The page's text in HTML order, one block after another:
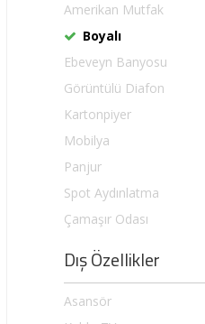
Amerikan Mutfak
Boyalı
Ebeveyn Banyosu
Görüntülü Diafon
Kartonpiyer
Mobilya
Panjur
Spot Aydınlatma
Çamaşır Odası
Dış Özellikler
Asansör